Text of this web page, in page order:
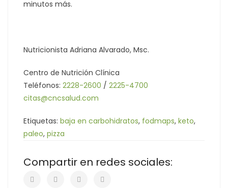
minutos más.
Nutricionista Adriana Alvarado, Msc.
Centro de Nutrición Clínica
Teléfonos: 2228-2600 / 2225-4700
citas@cncsalud.com
Etiquetas: baja en carbohidratos, fodmaps, keto,
paleo, pizza
Compartir en redes sociales: